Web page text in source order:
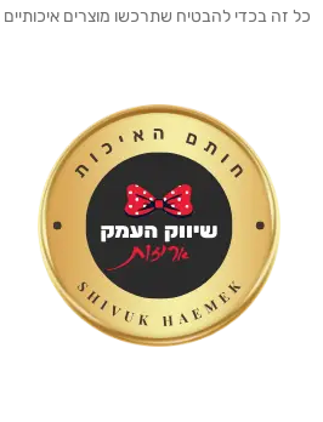
כל זה בכדי להבטיח שתרכשו מוצרים